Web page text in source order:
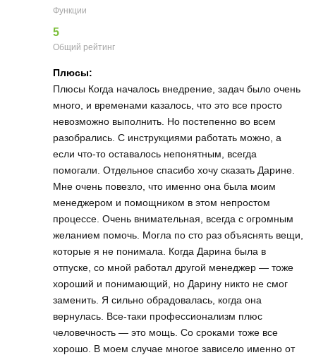
Функции
5
Общий рейтинг
Плюсы:
Плюсы Когда началось внедрение, задач было очень
много, и временами казалось, что это все просто
невозможно выполнить. Но постепенно во всем
разобрались. С инструкциями работать можно, а
если что-то оставалось непонятным, всегда
помогали. Отдельное спасибо хочу сказать Дарине.
Мне очень повезло, что именно она была моим
менеджером и помощником в этом непростом
процессе. Очень внимательная, всегда с огромным
желанием помочь. Могла по сто раз объяснять вещи,
которые я не понимала. Когда Дарина была в
отпуске, со мной работал другой менеджер — тоже
хороший и понимающий, но Дарину никто не смог
заменить. Я сильно обрадовалась, когда она
вернулась. Все-таки профессионализм плюс
человечность — это мощь. Со сроками тоже все
хорошо. В моем случае многое зависело именно от